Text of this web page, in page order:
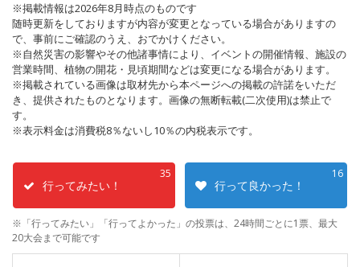
※掲載情報は2026年8月時点のものです
随時更新をしておりますが内容が変更となっている場合がありますの
で、事前にご確認のうえ、おでかけください。
※自然災害の影響やその他諸事情により、イベントの開催情報、施設の
営業時間、植物の開花・見頃期間などは変更になる場合があります。
※掲載されている画像は取材先から本ページへの掲載の許諾をいただ
き、提供されたものとなります。画像の無断転載(二次使用)は禁止で
す。
※表示料金は消費税8％ないし10％の内税表示です。
35
行ってみたい！
16
行って良かった！
※「行ってみたい」「行ってよかった」の投票は、24時間ごとに1票、最大
20大会まで可能です